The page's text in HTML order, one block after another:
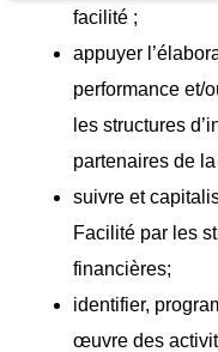
facilité ;
appuyer
performance et/
les structures
partenaires de
suivre et
Facilité par les
financières;
identifier,
œuvre des